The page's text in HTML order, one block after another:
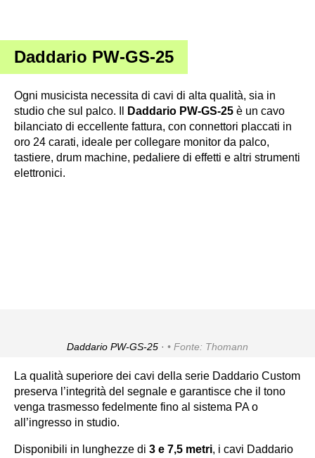
Daddario PW-GS-25
Ogni musicista necessita di cavi di alta qualità, sia in
studio che sul palco. Il
Daddario PW-GS-25 è un cavo
bilanciato di eccellente fattura, con connettori placcati in
oro 24 carati, ideale per collegare monitor da palco,
tastiere, drum machine, pedaliere di effetti e altri strumenti
elettronici.
Daddario PW-GS-25 · Fonte: Thomann
La qualità superiore dei cavi della serie Daddario Custom
preserva l’integrità del segnale e garantisce che il tono
venga trasmesso fedelmente fino al sistema PA o
all’ingresso in studio.
Disponibili in lunghezze di 3 e 7,5 metri, i cavi Daddario